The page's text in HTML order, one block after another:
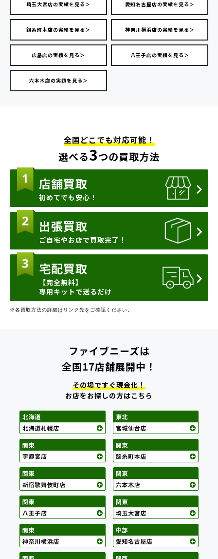
埼玉大宮店の実績を見る＞ 愛知名古屋店の実績を見る＞
錦糸町本店の実績を見る＞ 神奈川横浜店の実績を見る＞
広島店の実績を見る＞ 八王子店の実績を見る＞
六本木店の実績を見る＞
全国どこでも対応可能！
選べる3つの買取方法
店舗買取
初めてでも安心！
出張買取
ご自宅やお店で買取完了！
宅配買取
【完全無料】
専用キットで送るだけ
※各買取方法の詳細はリンク先をご確認ください。
ファイブニーズは
全国17店舗展開中！
その場ですぐ現金化！
お店をお探しの方はこちら